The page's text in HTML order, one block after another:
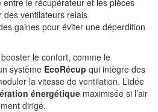
entre le récupérateur et les pièces
des ventilateurs relais
gaines pour éviter une déperdition
le confort, comme le
système EcoRécup qui intègre des
la vitesse de ventilation. L’idée
énergétique maximisée si l’air
dirigé.